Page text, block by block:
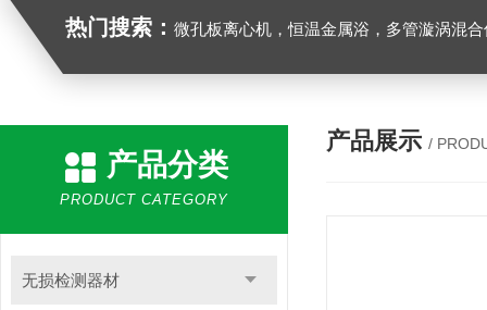
热门搜索： 微孔板离心机，恒温金属浴，多管漩涡混合仪，梅毒旋转仪,红外线灭菌器，微孔板恒温振荡器，恒温混匀仪，水平摇床，牛奶抗生素恒
产品分类
PRODUCT CATEGORY
无损检测器材
产品展示 /